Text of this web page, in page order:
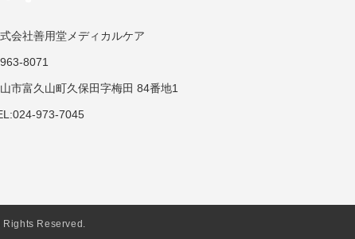
会社善用堂メディカルケア
8071
市富久山町久保田字梅田 84番地1
973-7045
Rights Reserved.